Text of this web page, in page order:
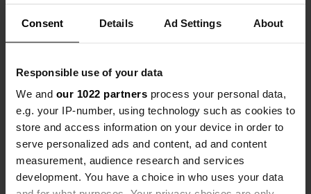
Consent Details Ad Settings About
Responsible use of your data
We and our 1022 partners process your personal data,
e.g. your IP-number, using technology such as cookies to
store and access information on your device in order to
serve personalized ads and content, ad and content
measurement, audience research and services
development. You have a choice in who uses your data
Emplacement
La Bruyère 389
45° 53' 55" N 2° 44' 18" E
45.898493 2.73843954
Code du site
107710 Copie